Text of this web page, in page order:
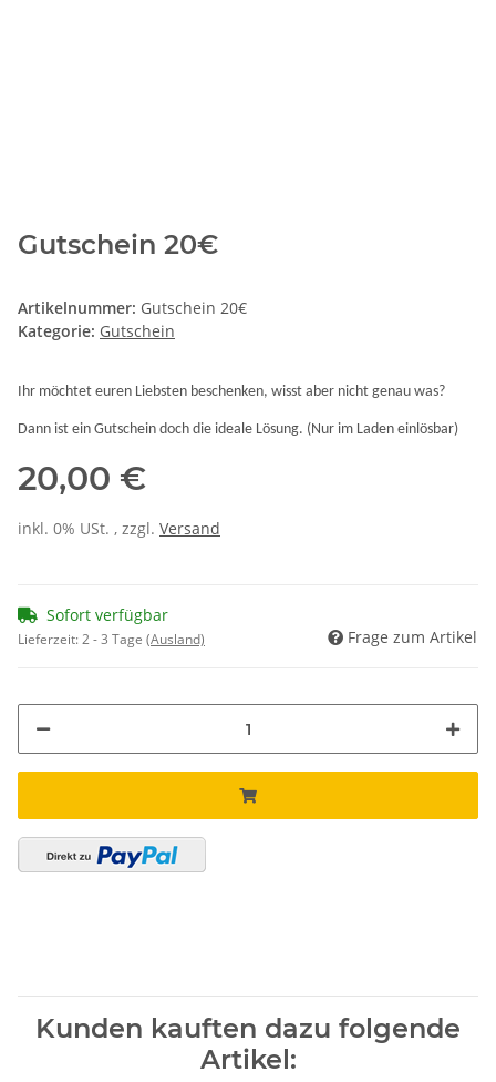
Gutschein 20€
Artikelnummer: Gutschein 20€
Kategorie: Gutschein
Ihr möchtet euren Liebsten beschenken, wisst aber nicht genau was?
Dann ist ein Gutschein doch die ideale Lösung. (Nur im Laden einlösbar)
20,00 €
inkl. 0% USt. , zzgl. Versand
Sofort verfügbar
Lieferzeit:2 - 3 Tage (Ausland) Frage zum Artikel
Kunden kauften dazu folgende
Artikel: